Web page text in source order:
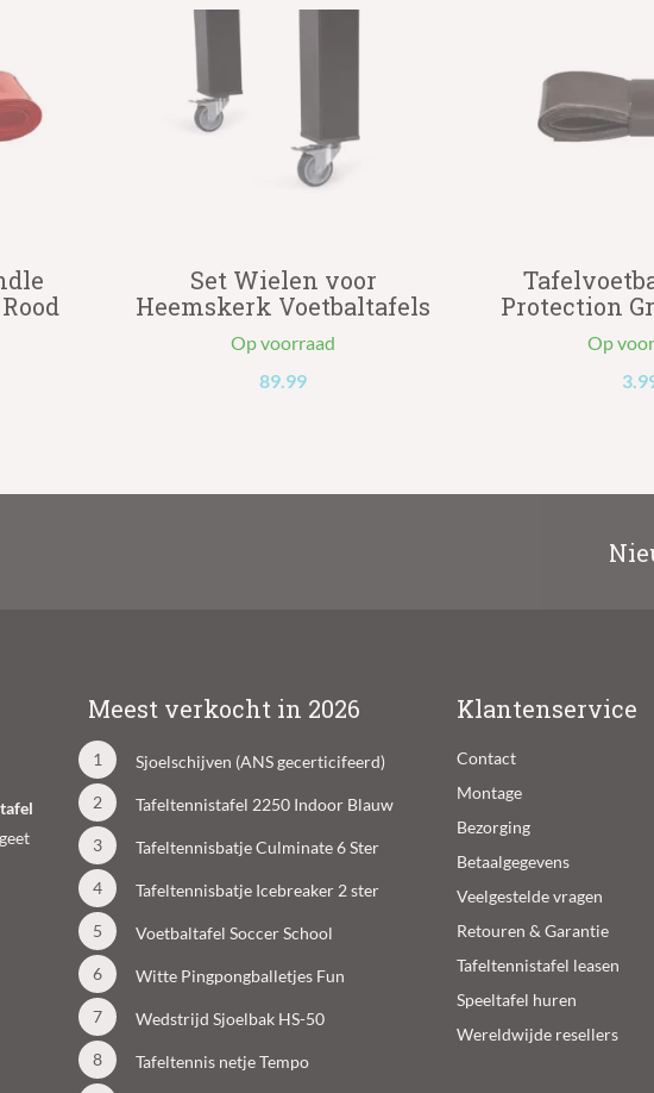
Set Wielen voor
Heemskerk Voetbaltafels
Op voorraad
89.99
Protection
Op
Meest verkocht in 2026
Sjoelschijven (ANS gecerticifeerd)
Tafeltennistafel 2250 Indoor Blauw
Tafeltennisbatje Culminate 6 Ster
Tafeltennisbatje Icebreaker 2 ster
Voetbaltafel Soccer School
Witte Pingpongballetjes Fun
Wedstrijd Sjoelbak HS-50
Tafeltennis netje Tempo
Klantenservice
Contact
Montage
Bezorging
Betaalgegevens
Veelgestelde vragen
Retouren & Garantie
Tafeltennistafel leasen
Speeltafel huren
Wereldwijde resellers